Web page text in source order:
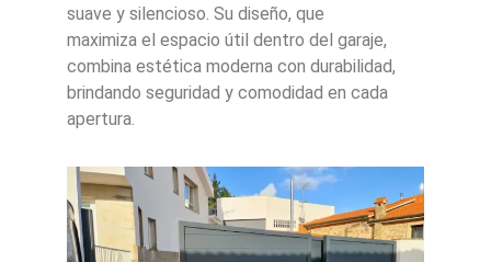
suave y silencioso. Su diseño, que
maximiza el espacio útil dentro del garaje,
combina estética moderna con durabilidad,
brindando seguridad y comodidad en cada
apertura.